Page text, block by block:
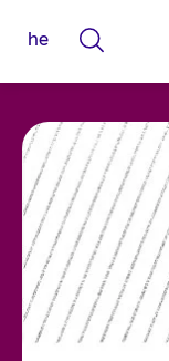
ה
ק
מ
י
ל
י
ם
ל
he